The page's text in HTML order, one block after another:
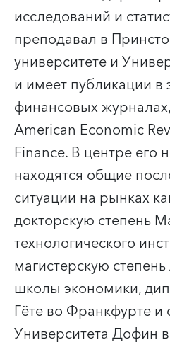
исследований и
преподавал в
университете и
и имеет публикации в
финансовых
American Economic
Finance. В центре его
находятся общие
ситуации на рынках
докторскую степень
технологического
магистерскую
школы экономики,
Гёте во Франкфурте и
Университета Дофин